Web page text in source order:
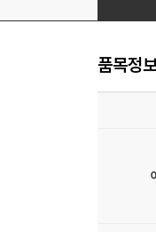
품목정